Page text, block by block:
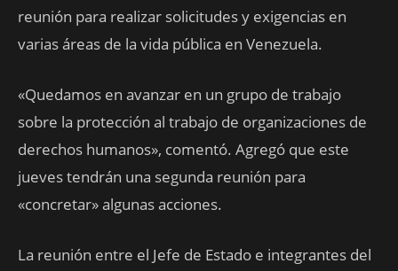
reunión para realizar solicitudes y exigencias en
varias áreas de la vida pública en Venezuela.
«Quedamos en avanzar en un grupo de trabajo
sobre la protección al trabajo de organizaciones de
derechos humanos», comentó. Agregó que este
jueves tendrán una segunda reunión para
«concretar» algunas acciones.
La reunión entre el Jefe de Estado e integrantes del